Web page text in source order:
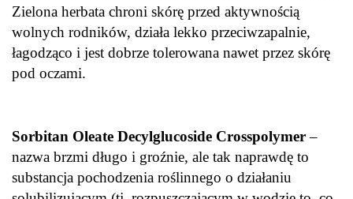
Zielona herbata chroni skórę przed aktywnością
wolnych rodników, działa lekko przeciwzapalnie,
łagodząco i jest dobrze tolerowana nawet przez skórę
pod oczami.
Sorbitan Oleate Decylglucoside Crosspolymer–
nazwa brzmi długo i groźnie, ale tak naprawdę to
substancja pochodzenia roślinnego o działaniu